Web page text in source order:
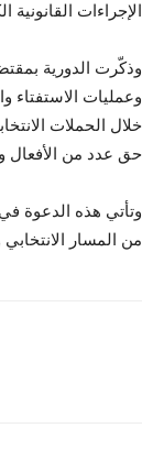
الإجراءات القانونية
وذكّرت الدورية
وعمليات الاستفتاء
خلال الحملات
حق عدد من الأفعال
وتأتي هذه الدعوة
من المسار